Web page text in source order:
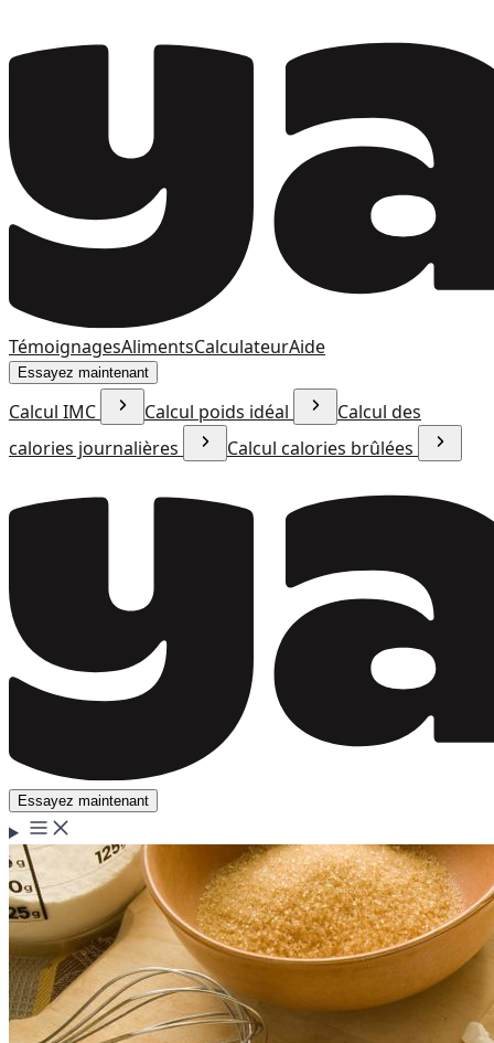
TémoignagesAlimentsCalculateurAide
Essayez maintenant
Calcul IMC Calcul poids idéal
Calcul des
calories journalières
Calcul calories brûlées
Essayez maintenant